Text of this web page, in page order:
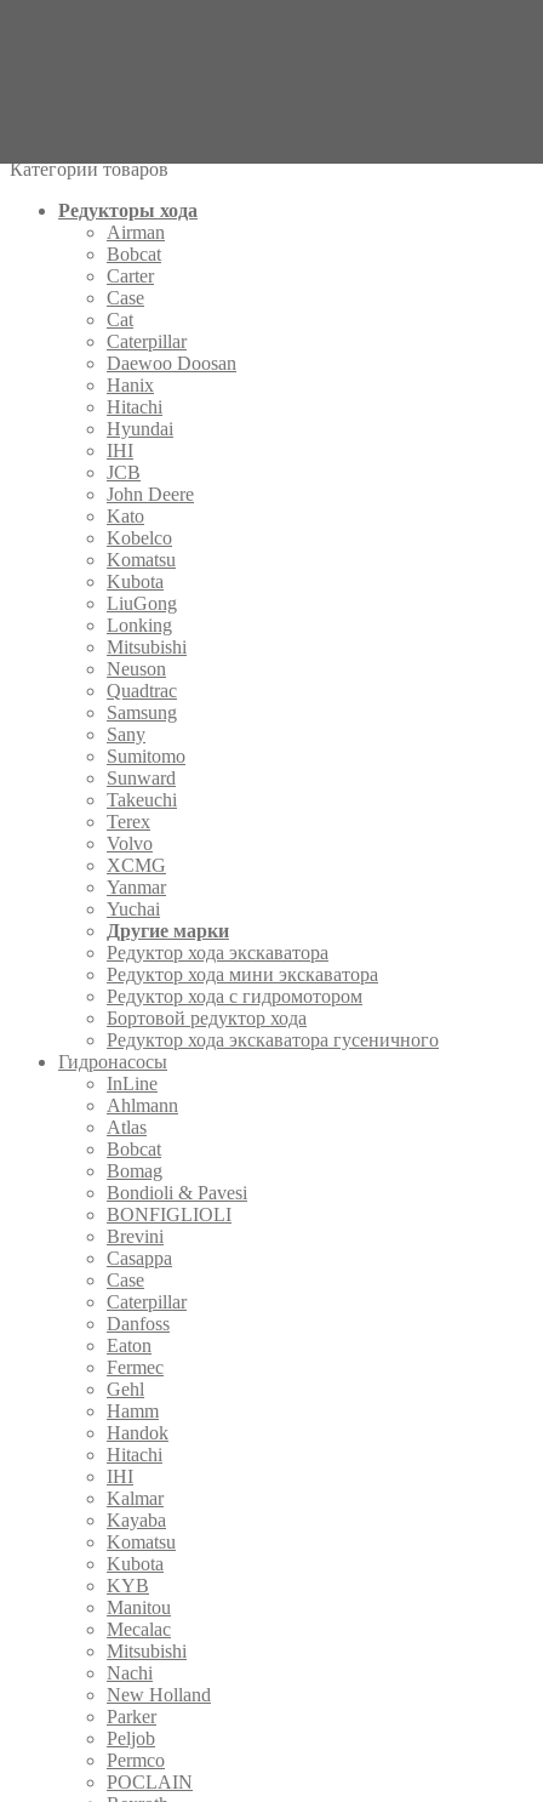
Категории товаров
Редукторы хода
Airman
Bobcat
Carter
Case
Cat
Caterpillar
Daewoo Doosan
Hanix
Hitachi
Hyundai
IHI
JCB
John Deere
Kato
Kobelco
Komatsu
Kubota
LiuGong
Lonking
Mitsubishi
Neuson
Quadtrac
Samsung
Sany
Sumitomo
Sunward
Takeuchi
Terex
Volvo
XCMG
Yanmar
Yuchai
Другие марки
Редуктор хода экскаватора
Редуктор хода мини экскаватора
Редуктор хода с гидромотором
Бортовой редуктор хода
Редуктор хода экскаватора гусеничного
Гидронасосы
InLine
Ahlmann
Atlas
Bobcat
Bomag
Bondioli & Pavesi
BONFIGLIOLI
Brevini
Casappa
Case
Caterpillar
Danfoss
Eaton
Fermec
Gehl
Hamm
Handok
Hitachi
IHI
Kalmar
Kayaba
Komatsu
Kubota
KYB
Manitou
Mecalac
Mitsubishi
Nachi
New Holland
Parker
Peljob
Permco
POCLAIN